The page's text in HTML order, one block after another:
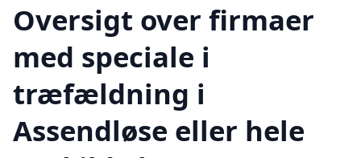
Oversigt over firmaer
med speciale i
træfældning i
Assendløse eller hele